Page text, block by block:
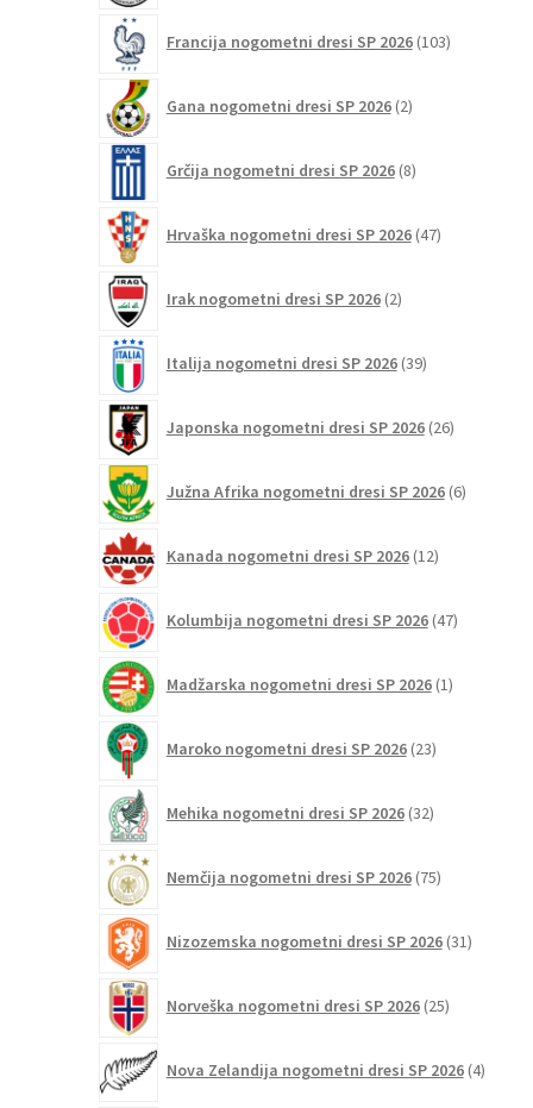
Francija nogometni dresi SP 2026 103izdelki
Gana nogometni dresi SP 2026 2izdelka
Grčija nogometni dresi SP 2026 8izdelkov
Hrvaška nogometni dresi SP 2026 47izdelkov
Irak nogometni dresi SP 2026 2izdelka
Italija nogometni dresi SP 2026 39izdelkov
Japonska nogometni dresi SP 2026 26izdelkov
Južna Afrika nogometni dresi SP 2026 6izdelkov
Kanada nogometni dresi SP 2026 12izdelkov
Kolumbija nogometni dresi SP 2026 47izdelkov
Madžarska nogometni dresi SP 2026 1izdelek
Maroko nogometni dresi SP 2026 23izdelkov
Mehika nogometni dresi SP 2026 32izdelkov
Nemčija nogometni dresi SP 2026 75izdelkov
Nizozemska nogometni dresi SP 2026 31izdelkov
Norveška nogometni dresi SP 2026 25izdelkov
Nova Zelandija nogometni dresi SP 2026 4izdelki